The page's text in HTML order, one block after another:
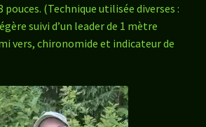
(Technique utilisée diverses :
suivi d’un leader de 1 mètre
vers, chironomide et indicateur de